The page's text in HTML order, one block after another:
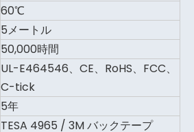
60℃
5メートル
50,000時間
UL-E464546、CE、RoHS、FCC、
C-tick
5年
TESA 4965 / 3M バックテープ